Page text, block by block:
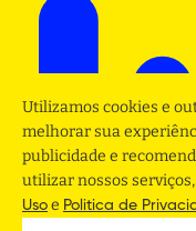
Utilizamos cookies e
melhorar sua
publicidade e
utilizar nossos
Uso e Politica de